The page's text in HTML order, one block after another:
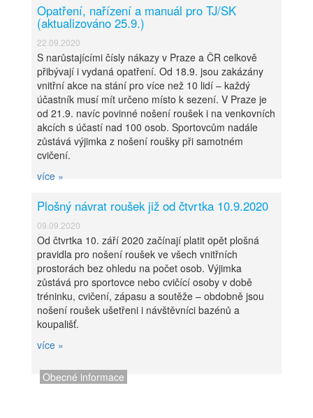
Opatření, nařízení a manuál pro TJ/SK
(aktualizováno 25.9.)
22.09.2020
S narůstajícími čísly nákazy v Praze a ČR celkově
přibývají i vydaná opatření. Od 18.9. jsou zakázány
vnitřní akce na stání pro více než 10 lidí – každý
účastník musí mít určeno místo k sezení. V Praze je
od 21.9. navíc povinné nošení roušek i na venkovních
akcích s účastí nad 100 osob. Sportovcům nadále
zůstává výjimka z nošení roušky při samotném
cvičení.
více »
Obecné informace
Plošný návrat roušek již od čtvrtka 10.9.2020
09.09.2020
Od čtvrtka 10. září 2020 začínají platit opět plošná
pravidla pro nošení roušek ve všech vnitřních
prostorách bez ohledu na počet osob. Výjimka
zůstává pro sportovce nebo cvičící osoby v době
tréninku, cvičení, zápasu a soutěže – obdobně jsou
nošení roušek ušetřeni i návštěvníci bazénů a
koupališť.
více »
Obecné informace